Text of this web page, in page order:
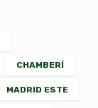
CHAMBERÍ
MADRID ESTE